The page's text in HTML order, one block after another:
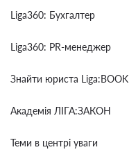
Liga360: Бухгалтер
Liga360: PR-менеджер
Знайти юриста Liga:BOOK
Академія ЛІГА:ЗАКОН
Теми в центрі уваги